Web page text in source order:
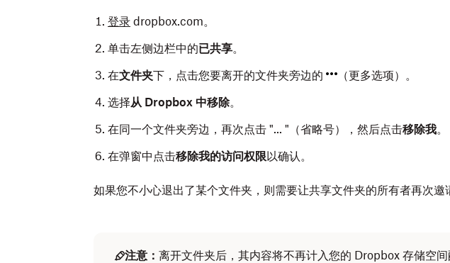
登录 dropbox.com。
单击左侧边栏中的已共享。
在文件夹下，点击您要离开的文件夹旁边的
（更多选项）。
选择从 Dropbox 中移除。
在同一个文件夹旁边，再次点击 "... "（省略号），然后点击移除我。
在弹窗中点击移除我的访问权限以确认。
如果您不小心退出了某个文件夹，则需要让共享文件夹的所有者再次邀
注意： 离开文件夹后，其内容将不再计入您的 Dropbox 存储空间